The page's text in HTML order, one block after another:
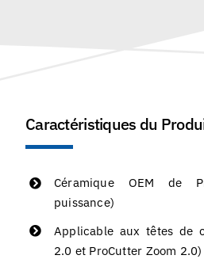
Caractéristiques du
Céramique OEM de
puissance)
Applicable aux têtes de
2.0 et ProCutter Zoom 2.0)